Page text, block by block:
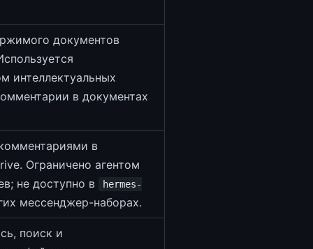
документов
интеллектуальных
в документах
в
Ограничено агентом
не доступно в
hermes-
мессенджер-наборах.
поиск и